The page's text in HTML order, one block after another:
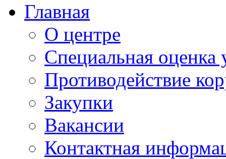
Главная
О центре
Специальная оценка
Противодействие
Закупки
Вакансии
Контактная